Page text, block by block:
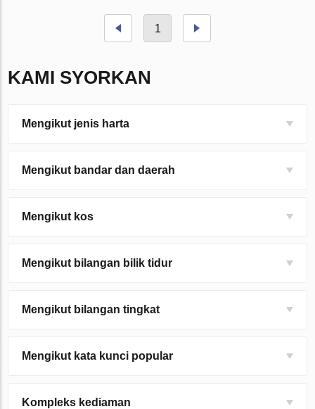
1
KAMI SYORKAN
Mengikut jenis harta
Mengikut bandar dan daerah
Mengikut kos
Mengikut bilangan bilik tidur
Mengikut bilangan tingkat
Mengikut kata kunci popular
Kompleks kediaman